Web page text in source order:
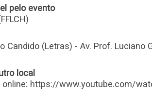
pelo evento
Candido (Letras) - Av. Prof. Luciano
local
https://www.youtube.com/